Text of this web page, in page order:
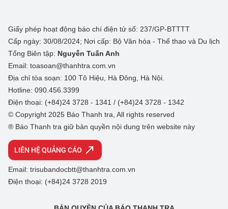
Giấy phép hoạt động báo chí điện tử số: 237/GP-BTTTT
Cấp ngày: 30/08/2024; Nơi cấp: Bộ Văn hóa - Thể thao và Du lịch
Tổng Biên tập: Nguyễn Tuấn Anh
Email: toasoan@thanhtra.com.vn
Địa chỉ tòa soạn: 100 Tô Hiệu, Hà Đông, Hà Nội.
Hotline: 090.456.3399
Điện thoại: (+84)24 3728 - 1341 / (+84)24 3728 - 1342
© Copyright 2025 Báo Thanh tra, All rights reserved
® Báo Thanh tra giữ bản quyền nội dung trên website này
LIÊN HỆ QUẢNG CÁO
Email: trisubandocbtt@thanhtra.com.vn
Điện thoại: (+84)24 3728 2019